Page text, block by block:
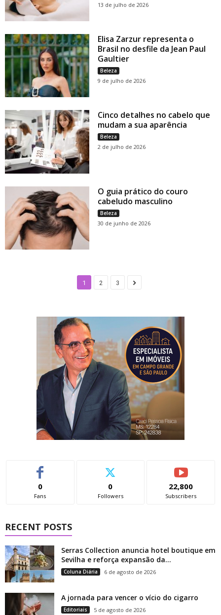
13 de julho de 2026
Elisa Zarzur representa o
Brasil no desfile da Jean Paul
Gaultier
Beleza
9 de julho de 2026
Cinco detalhes no cabelo que
mudam a sua aparência
Beleza
2 de julho de 2026
O guia prático do couro
cabeludo masculino
Beleza
30 de junho de 2026
1 2 3
0
Fans
0
Followers
22,800
Subscribers
RECENT POSTS
Serras Collection anuncia hotel boutique em
Sevilha e reforça expansão da...
Coluna Diária 6 de agosto de 2026
A jornada para vencer o vício do cigarro
Editoriais 5 de agosto de 2026